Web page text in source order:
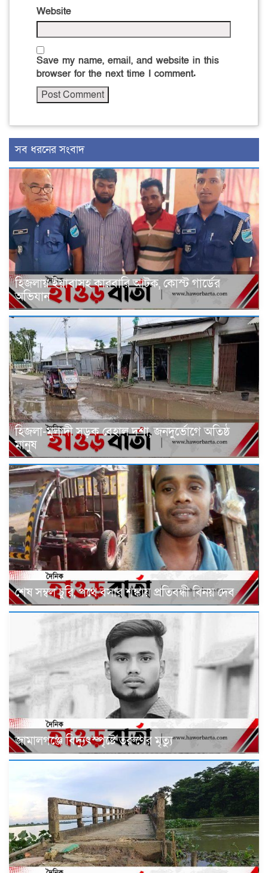
Website
Save my name, email, and website in this
browser for the next time I comment.
সব ধরনের সংবাদ
হিজলায় ইয়াবাসহ কারবারি আটক, কোস্ট গার্ডের
অভিযান
হিজলা-মুলাদী সড়ক বেহাল দশা, জনদুর্ভোগে অতিষ্ঠ
মানুষ
শেষ সম্বল চুরি, পথে বসার শঙ্কায় প্রতিবন্ধী বিনয় দেব
জামালগঞ্জে বিদ্যুৎস্পৃষ্টে তরুণের মৃত্যু